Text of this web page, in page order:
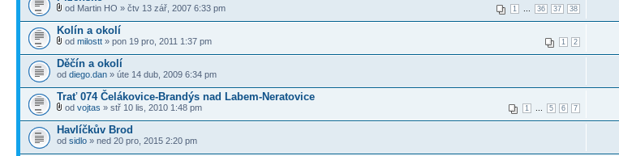
1 36 37 38
od Martin HO » čtv 13 zář, 2007 6:33 pm
Kolín a okolí
1 2
od milostt » pon 19 pro, 2011 1:37 pm
Děčín a okolí
od diego.dan » úte 14 dub, 2009 6:34 pm
Trať 074 Čelákovice-Brandýs nad Labem-Neratovice
1 5 6 7
od vojtas » stř 10 lis, 2010 1:48 pm
Havlíčkův Brod
od sidlo » ned 20 pro, 2015 2:20 pm